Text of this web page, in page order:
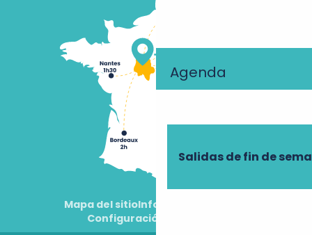
Agenda
Salidas de fin de
Mapa del sitioInformación jurídica
Configuración de cookies